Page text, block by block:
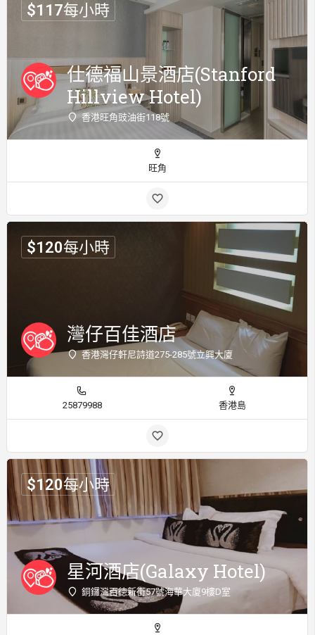
仕德福山景酒店(Stanford
Hillview Hotel)
香港旺角豉油街118號
$117每小時
旺角
灣仔百佳酒店
香港灣仔軒尼詩道275-285號立興大廈
$120每小時
25879988 香港島
星河酒店(Galaxy Hotel)
銅鑼灣百徳新街57號海華大廈9樓D室
$120每小時